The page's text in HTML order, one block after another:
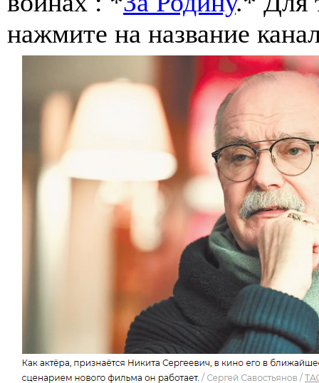
нажмите на название